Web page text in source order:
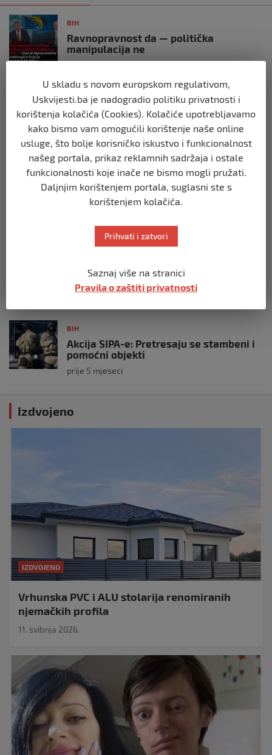
BIH
Ravnopravnost da — politička
manipulacija ne
BIH
Postoje razne špekulacije oko ukidanja
OHR-a – šta vi mislite?
prije 3 mjeseca
BIH
Zašto Bakir Izetbegović trenutno ima
najveće šanse za povratak u
Predsjedništvo BiH
Demantij Federalnog ministarstva
unutrašnjih poslova
BIH
Akcija SIPA-e: Pretresaju se stambeni i
pomoćni objekti
prije 5 mjeseci
Izdvojeno
IZDVOJENO
Vrhunska PVC i ALU stolarija renomiranih
njemačkih profila
11. svibnja 2026.
U skladu s novom europskom regulativom,
Uskvijesti.ba je nadogradio politiku privatnosti i
korištenja kolačića (Cookies). Kolačiće upotrebljavamo
kako bismo vam omogućili korištenje naše online
usluge, što bolje korisničko iskustvo i funkcionalnost
našeg portala, prikaz reklamnih sadržaja i ostale
funkcionalnosti koje inače ne bismo mogli pružati.
Daljnjim korištenjem portala, suglasni ste s
korištenjem kolačića.
Prihvati i zatvori
Saznaj više na stranici
Pravila o zaštiti privatnosti